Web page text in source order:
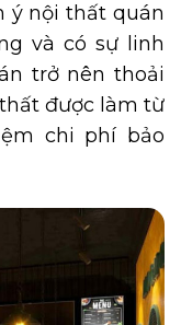
ý nội thất quán
và có sự linh
trở nên thoải
được làm từ
chi phí bảo